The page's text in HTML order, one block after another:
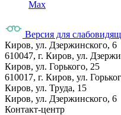
Max
Версия для
Киров, ул. Дзержинского, 6
610047, г. Киров, ул.
Киров, ул. Горького, 25
610017, г. Киров, ул.
Киров, ул. Труда, 15
Киров, ул. Дзержинского, 6
Контакт-центр